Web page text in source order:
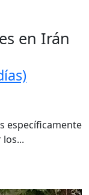
en Irán
específicamente